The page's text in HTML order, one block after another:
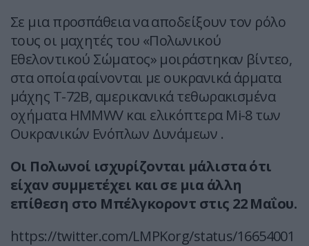
Σε μια προσπάθεια να αποδείξουν τον ρόλο
τους οι μαχητές του «Πολωνικού
Εθελοντικού Σώματος» μοιράστηκαν βίντεο,
στα οποία φαίνονται με ουκρανικά άρματα
μάχης T-72B, αμερικανικά τεθωρακισμένα
οχήματα HMMWV και ελικόπτερα Mi-8 των
Ουκρανικών Ενόπλων Δυνάμεων .
Οι Πολωνοί ισχυρίζονται μάλιστα ότι
είχαν συμμετέχει και σε μια άλλη
επίθεση στο Μπέλγκοροντ στις 22 Μαΐου.
https://twitter.com/LMPKorg/status/16654001